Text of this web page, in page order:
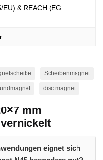
EU) & REACH (EG
Scheibenmagnet
disc magnet
mm
eignet sich